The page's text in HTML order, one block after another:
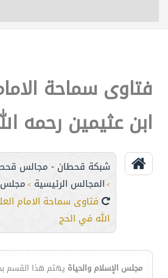
اتصل بنا
فتاوى سماحة
ابن عثيمين رحمه
شبكة قحطان - مجالس
> المجالس الرئيسية > مجلس
فتاوى سماحة الامام
الله في الحج
مجلس الإسلام والحياة يهتم هذا القسم